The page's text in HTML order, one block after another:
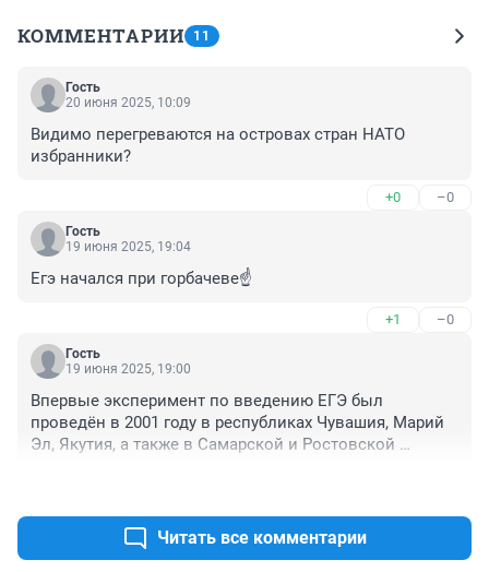
КОММЕНТАРИИ 11
Гость
20 июня 2025, 10:09
Видимо перегреваются на островах стран НАТО
избранники?
+0 –0
Гость
19 июня 2025, 19:04
Егэ начался при горбачеве☝️
+1 –0
Гость
19 июня 2025, 19:00
Впервые эксперимент по введению ЕГЭ был
проведён в 2001 году в республиках Чувашия, Марий
Эл, Якутия, а также в Самарской и Ростовской
страны. В 2003 году эксперимент охватил
47 субъектов РФ, а в 2004 году — 65 регионов страны
Читать все комментарии